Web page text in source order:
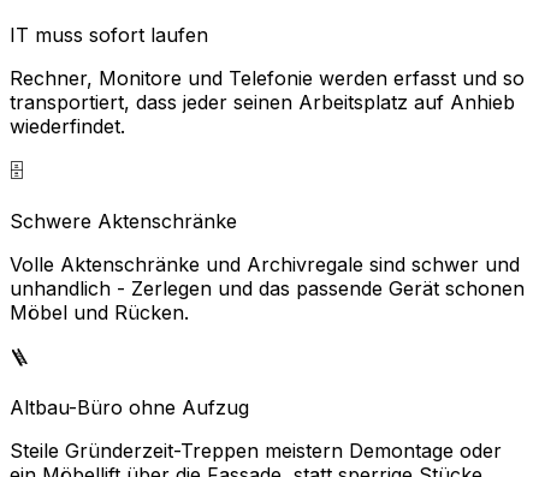
IT muss sofort laufen
Rechner, Monitore und Telefonie werden erfasst und so
transportiert, dass jeder seinen Arbeitsplatz auf Anhieb
wiederfindet.
🗄️
Schwere Aktenschränke
Volle Aktenschränke und Archivregale sind schwer und
unhandlich - Zerlegen und das passende Gerät schonen
Möbel und Rücken.
🪜
Altbau-Büro ohne Aufzug
Steile Gründerzeit-Treppen meistern Demontage oder